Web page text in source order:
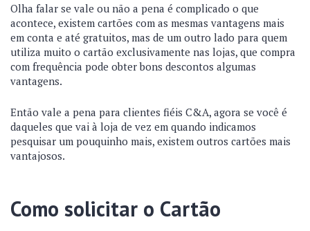
Olha falar se vale ou não a pena é complicado o que
acontece, existem cartões com as mesmas vantagens mais
em conta e até gratuitos, mas de um outro lado para quem
utiliza muito o cartão exclusivamente nas lojas, que compra
com frequência pode obter bons descontos algumas
vantagens.
Então vale a pena para clientes fiéis C&A, agora se você é
daqueles que vai à loja de vez em quando indicamos
pesquisar um pouquinho mais, existem outros cartões mais
vantajosos.
Como solicitar o Cartão